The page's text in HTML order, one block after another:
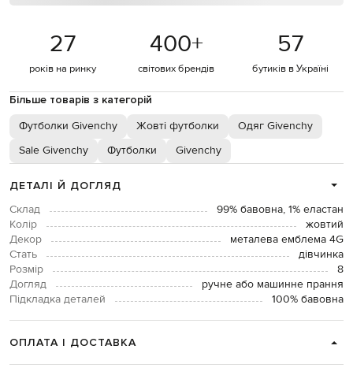
27
років на ринку
400+
світових брендів
57
бутиків в Україні
Більше товарів з категорій
Футболки Givenchy Жовті футболки
Одяг Givenchy
Sale Givenchy
Футболки Givenchy
ДЕТАЛІ Й ДОГЛЯД
Склад
99% бавовна, 1% еластан
Колір
жовтий
Декор
металева емблема 4G
Стать
дівчинка
Розмір
8
Догляд
ручне або машинне прання
Підкладка деталей
100% бавовна
ОПЛАТА І ДОСТАВКА